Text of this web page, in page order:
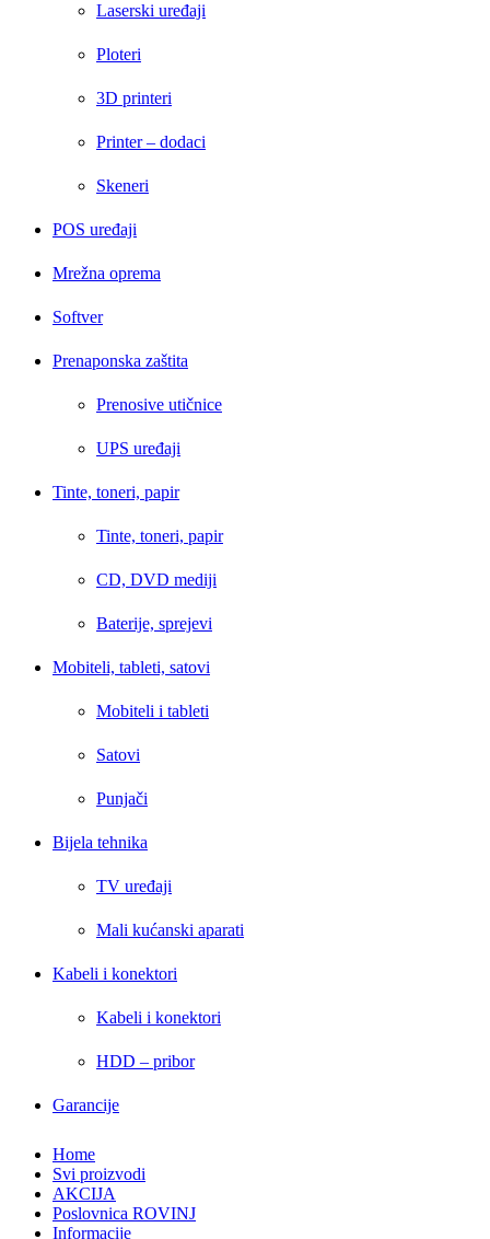
Laserski uređaji
Ploteri
3D printeri
Printer – dodaci
Skeneri
POS uređaji
Mrežna oprema
Softver
Prenaponska zaštita
Prenosive utičnice
UPS uređaji
Tinte, toneri, papir
Tinte, toneri, papir
CD, DVD mediji
Baterije, sprejevi
Mobiteli, tableti, satovi
Mobiteli i tableti
Satovi
Punjači
Bijela tehnika
TV uređaji
Mali kućanski aparati
Kabeli i konektori
Kabeli i konektori
HDD – pribor
Garancije
Home
Svi proizvodi
AKCIJA
Poslovnica ROVINJ
Informacije